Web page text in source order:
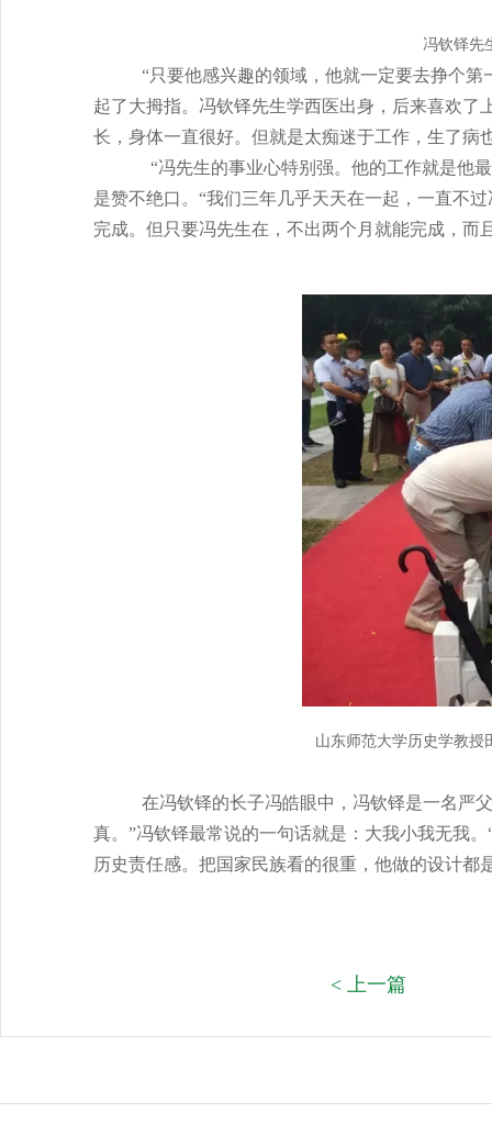
冯钦铎先
“只要他感兴趣的领域，他就一定要去挣个
起了大拇指。冯钦铎先生学西医出身，后来喜欢了
长，身体一直很好。但就是太痴迷于工作，生了病
“冯先生的事业心特别强。他的工作就是他
是赞不绝口。“我们三年几乎天天在一起，一直不
完成。但只要冯先生在，不出两个月就能完成，而
山东师范大学历史学教授
在冯钦铎的长子冯皓眼中，冯钦铎是一名严
真。”冯钦铎最常说的一句话就是：大我小我无我
历史责任感。把国家民族看的很重，他做的设计
< 上一篇